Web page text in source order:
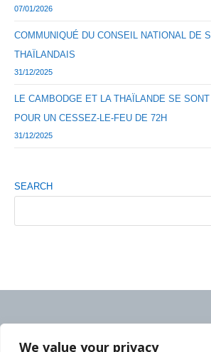
We value your privacy
07/01/2026
COMMUNIQUÉ DU CONSEIL NATIONAL DE
THAÏLANDAIS
31/12/2025
LE CAMBODGE ET LA THAÏLANDE SE SONT
POUR UN CESSEZ-LE-FEU DE 72H
31/12/2025
SEARCH